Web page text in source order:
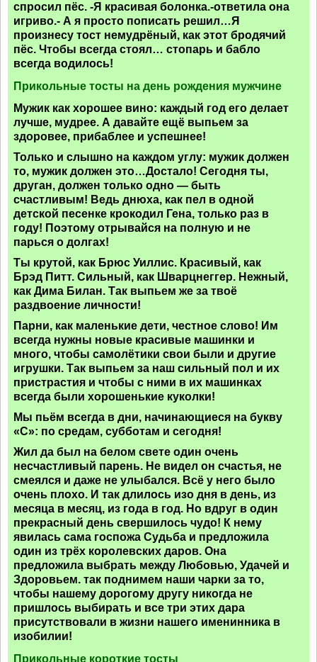
спросил пёс. -Я красивая болонка.-ответила она
игриво.- А я просто пописать решил…Я
произнесу тост немудрёный, как этот бродячий
пёс. Чтобы всегда стоял… стопарь и бабло
всегда водилось!
Прикольные тосты на день рождения мужчине
Мужик как хорошее вино: каждый год его делает
лучше, мудрее. А давайте ещё выпьем за
здоровее, прибаблее и успешнее!
Только и слышно на каждом углу: мужик должен
то, мужик должен это…Достало! Сегодня ты,
друган, должен только одно — быть
счастливым! Ведь днюха, как пел в одной
детской песенке крокодил Гена, только раз в
году! Поэтому отрывайся на полную и не
парься о долгах!
Ты крутой, как Брюс Уиллис. Красивый, как
Брэд Питт. Сильный, как Шварцнеггер. Нежный,
как Дима Билан. Так выпьем же за твоё
раздвоение личности!
Парни, как маленькие дети, честное слово! Им
всегда нужны новые красивые машинки и
много, чтобы самолётики свои были и другие
игрушки. Так выпьем за наш сильный пол и их
пристрастия и чтобы с ними в их машинках
всегда были хорошенькие куколки!
Мы пьём всегда в дни, начинающиеся на букву
«С»: по средам, субботам и сегодня!
Жил да был на белом свете один очень
несчастливый парень. Не видел он счастья, не
смеялся и даже не улыбался. Всё у него было
очень плохо. И так длилось изо дня в день, из
месяца в месяц, из года в год. Но вдруг в один
прекрасный день свершилось чудо! К нему
явилась сама госпожа Судьба и предложила
один из трёх королевских даров. Она
предложила выбрать между Любовью, Удачей и
Здоровьем. так поднимем наши чарки за то,
чтобы нашему дорогому другу никогда не
пришлось выбирать и все три этих дара
присутствовали в жизни нашего именинника в
изобилии!
Прикольные короткие тосты